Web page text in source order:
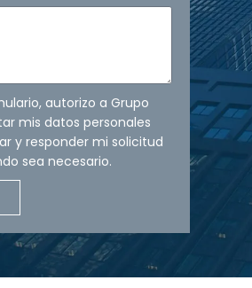
autorizo a Grupo
mis datos personales
y responder mi solicitud
sea necesario.